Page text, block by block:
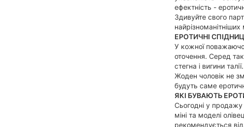
ефектність -
Здивуйте свого
ЕРОТИЧНІ
У кожної
оточення. Серед
стегна і вигини
Жоден чоловік не
будуть саме
ЯКІ БУВАЮТЬ
Сьогодні у продажу
міні та моделі
рекомендується